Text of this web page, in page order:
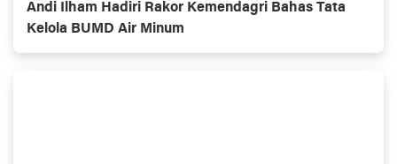
Andi Ilham Hadiri Rakor Kemendagri Bahas Tata
Kelola BUMD Air Minum